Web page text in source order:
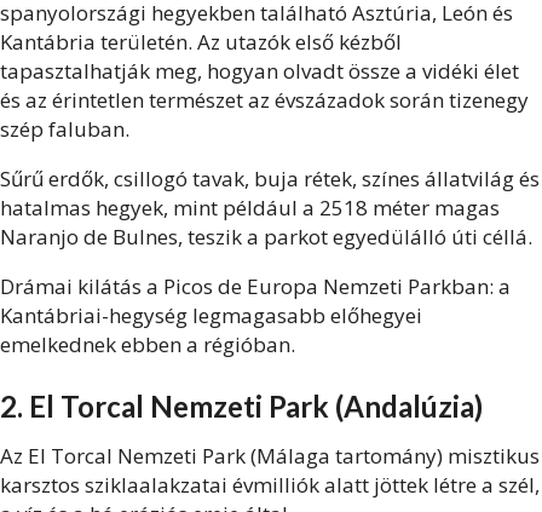
spanyolországi hegyekben található Asztúria, León és
Kantábria területén. Az utazók első kézből
tapasztalhatják meg, hogyan olvadt össze a vidéki élet
és az érintetlen természet az évszázadok során tizenegy
szép faluban.
Sűrű erdők, csillogó tavak, buja rétek, színes állatvilág és
hatalmas hegyek, mint például a 2518 méter magas
Naranjo de Bulnes, teszik a parkot egyedülálló úti céllá.
Drámai kilátás a Picos de Europa Nemzeti Parkban: a
Kantábriai-hegység legmagasabb előhegyei
emelkednek ebben a régióban.
2. El Torcal Nemzeti Park (Andalúzia)
Az El Torcal Nemzeti Park (Málaga tartomány) misztikus
karsztos sziklaalakzatai évmilliók alatt jöttek létre a szél,